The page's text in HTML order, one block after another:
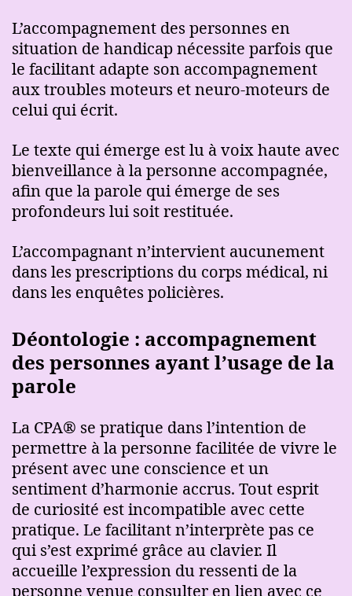
L’accompagnement des personnes en
situation de handicap nécessite parfois que
le facilitant adapte son accompagnement
aux troubles moteurs et neuro-moteurs de
celui qui écrit.
Le texte qui émerge est lu à voix haute avec
bienveillance à la personne accompagnée,
afin que la parole qui émerge de ses
profondeurs lui soit restituée.
L’accompagnant n’intervient aucunement
dans les prescriptions du corps médical, ni
dans les enquêtes policières.
Déontologie : accompagnement
des personnes ayant l’usage de la
parole
La CPA® se pratique dans l’intention de
permettre à la personne facilitée de vivre le
présent avec une conscience et un
sentiment d’harmonie accrus. Tout esprit
de curiosité est incompatible avec cette
pratique. Le facilitant n’interprète pas ce
qui s’est exprimé grâce au clavier. Il
accueille l’expression du ressenti de la
personne venue consulter en lien avec ce